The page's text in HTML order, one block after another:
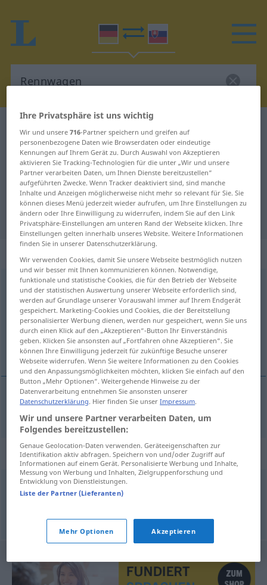
Deutsch-Slowakisch Übersetzung
für "Rennwagen"
"Rennwagen" Slowakisch
Übersetzung
„Rennwagen“ : maskulin
Rennwagenm
Übersicht aller Übersetzungen
(Für mehr Details die Übersetzung anklicken/antippen)
závodné auto
Synonyme für "Rennwagen"
(PS-)Geschoss (ugs.)
© OpenThesaurus.de
Ihre Privatsphäre ist uns wichtig
Wir und unsere716-Partner speichern und greifen auf
personenbezogene Daten wie Browserdaten oder eindeutige
Kennungen auf Ihrem Gerät zu. Durch Auswahl von Akzeptieren
aktivieren Sie Tracking-Technologien für die unter „Wir und unsere
Partner verarbeiten Daten, um Ihnen Dienste bereitzustellen“
aufgeführten Zwecke. Wenn Tracker deaktiviert sind, sind manche
Inhalte und Anzeigen möglicherweise nicht mehr so relevant für Sie. Sie
können dieses Menü jederzeit wieder aufrufen, um Ihre Einstellungen zu
ändern oder Ihre Einwilligung zu widerrufen, indem Sie auf den Link
Privatsphäre-Einstellungen am unteren Rand der Webseite klicken. Ihre
Einstellungen gelten innerhalb unseres Website. Weitere Informationen
finden Sie in unserer Datenschutzerklärung.
Wir verwenden Cookies, damit Sie unsere Webseite bestmöglich nutzen
und wir besser mit Ihnen kommunizieren können. Notwendige,
funktionale und statistische Cookies, die für den Betrieb der Webseite
und der statistischen Auswertung unserer Webseite erforderlich sind,
werden auf Grundlage unserer Vorauswahl immer auf Ihrem Endgerät
gespeichert. Marketing-Cookies und Cookies, die der Bereitstellung
personalisierter Werbung dienen, werden nur gespeichert, wenn Sie uns
durch einen Klick auf den „Akzeptieren“-Button Ihr Einverständnis
geben. Klicken Sie ansonsten auf „Fortfahren ohne Akzeptieren“. Sie
können Ihre Einwilligung jederzeit für zukünftige Besuche unserer
Webseite widerrufen. Wenn Sie weitere Informationen zu den Cookies
und den Anpassungsmöglichkeiten möchten, klicken Sie einfach auf den
Button „Mehr Optionen“. Weitergehende Hinweise zu der
Datenverarbeitung entnehmen Sie ansonsten unserer
Datenschutzerklärung. Hier finden Sie unserImpressum.
Wir und unsere Partner verarbeiten Daten, um
Folgendes bereitzustellen:
Genaue Geolocation-Daten verwenden. Geräteeigenschaften zur
Identifikation aktiv abfragen. Speichern von und/oder Zugriff auf
Informationen auf einem Gerät. Personalisierte Werbung und Inhalte,
Messung von Werbung und Inhalten, Zielgruppenforschung und
Entwicklung von Dienstleistungen.
Liste der Partner (Lieferanten)
Mehr Optionen Akzeptieren